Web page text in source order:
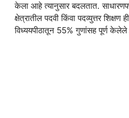
केला आहे त्यानुसार बदलतात.
क्षेत्रातील पदवी किंवा पदव्युत्तर शिक्षण
विध्ययपीठातून 55% गुणांसह पूर्ण